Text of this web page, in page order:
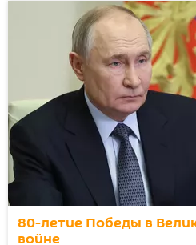
80-летие Победы в
войне